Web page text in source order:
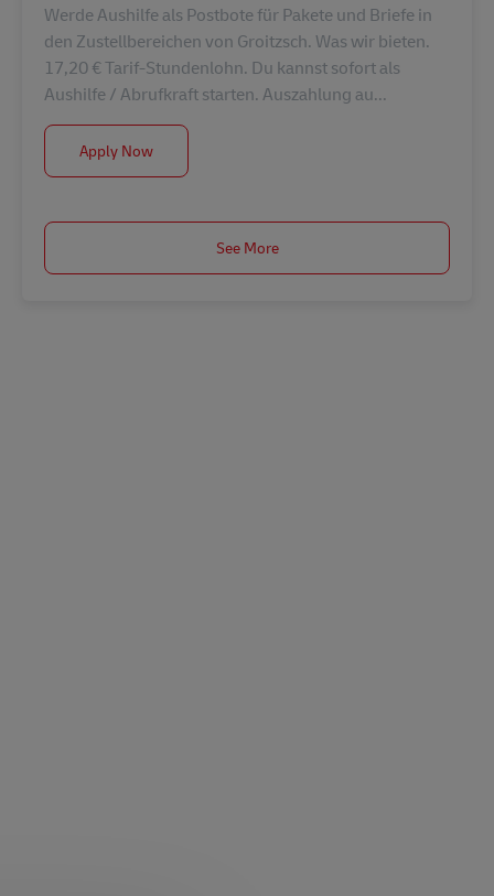
Werde Aushilfe als Postbote für Pakete und Briefe in
den Zustellbereichen von Groitzsch. Was wir bieten.
17,20 € Tarif-Stundenlohn. Du kannst sofort als
Aushilfe / Abrufkraft starten. Auszahlung au...
Apply NowAushilfe/ Minijob als Postbote (m/w/d)
See More